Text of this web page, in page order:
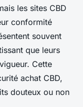
les sites CBD
conformité
souvent
que leurs
Cette
achat CBD,
douteux ou non